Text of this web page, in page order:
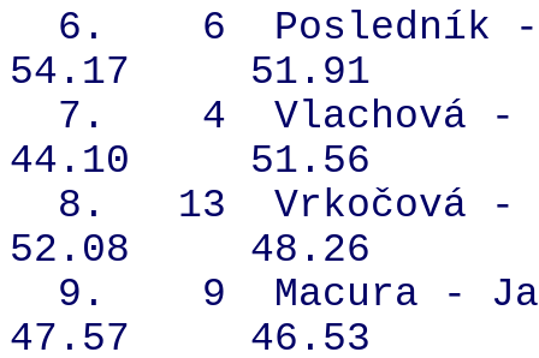
6.
6
Posledník
54.17
51.91
7.
4
Vlachová -
44.10
51.56
8.
13
Vrkočová -
52.08
48.26
9.
9
Macura -
47.57
46.53